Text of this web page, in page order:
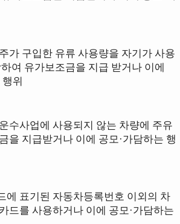
가 구입한 유류 사용량을 자기가 사용
여 유가보조금을 지급 받거나 이에
위
수사업에 사용되지 않는 차량에 주유
을 지급받거나 이에 공모·가담하는 행
에 표기된 자동차등록번호 이외의 차
드를 사용하거나 이에 공모·가담하는